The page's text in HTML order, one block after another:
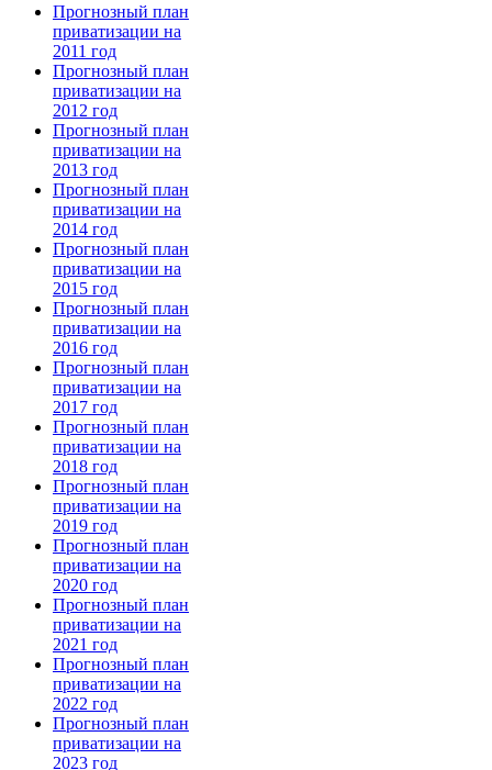
Прогнозный план
приватизации на
2011 год
Прогнозный план
приватизации на
2012 год
Прогнозный план
приватизации на
2013 год
Прогнозный план
приватизации на
2014 год
Прогнозный план
приватизации на
2015 год
Прогнозный план
приватизации на
2016 год
Прогнозный план
приватизации на
2017 год
Прогнозный план
приватизации на
2018 год
Прогнозный план
приватизации на
2019 год
Прогнозный план
приватизации на
2020 год
Прогнозный план
приватизации на
2021 год
Прогнозный план
приватизации на
2022 год
Прогнозный план
приватизации на
2023 год